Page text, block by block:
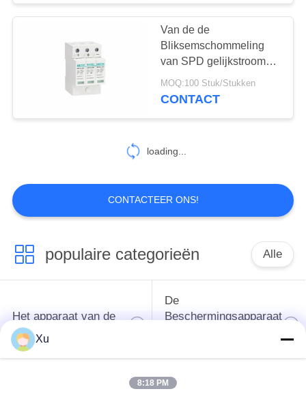
Van de de
Bliksemschommeling
van SPD gelijkstroom
800V Elektro de
Beschermer Zonnepv
MOQ:100 Stuk/Stukken
CONTACT
loading...
CONTACTEER ONS!
populaire categorieën Alle
Het apparaat van de
schommelingsbescherming
De
Beschermingsapparaat
Type van
Xu
8:18 PM